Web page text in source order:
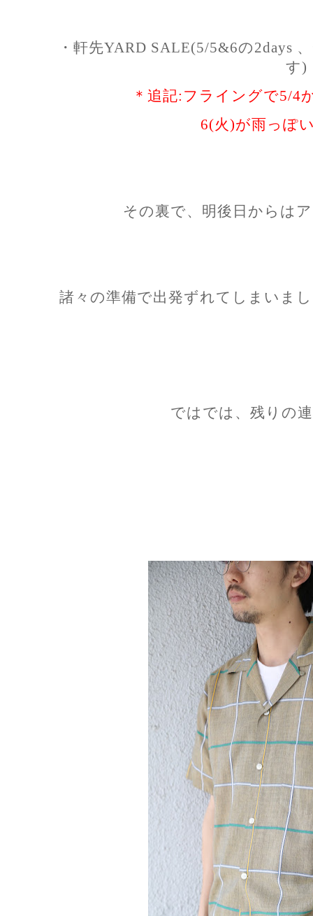
・軒先YARD SALE(5/5&6の2days
す)
＊追記:フライングで5/4
6(火)が雨っぽ
その裏で、明後日からは
諸々の準備で出発ずれてしまいま
ではでは、残りの